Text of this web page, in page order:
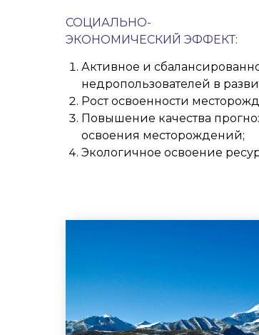
Активное и
недропользователей в
Рост освоенности
Повышение качества
освоения месторождений;
Экологичное освоение
СОЦИАЛЬНО-
ЭКОНОМИЧЕСКИЙ ЭФФЕКТ: